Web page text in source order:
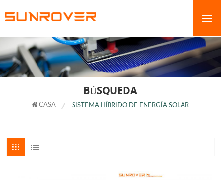
BÚSQUEDA
CASA SISTEMA HÍBRIDO DE ENERGÍA SOLAR